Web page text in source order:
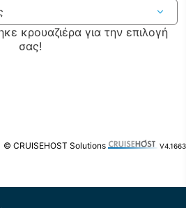
κρουαζιέρα για την επιλογή
σας!
© CRUISEHOST Solutions V4.1663